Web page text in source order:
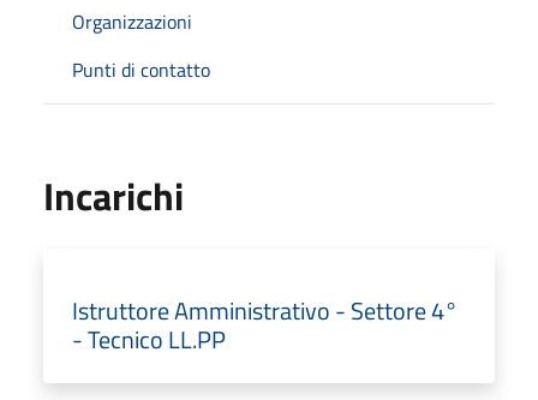
Organizzazioni
Punti di contatto
Incarichi
Istruttore Amministrativo - Settore 4°
- Tecnico LL.PP